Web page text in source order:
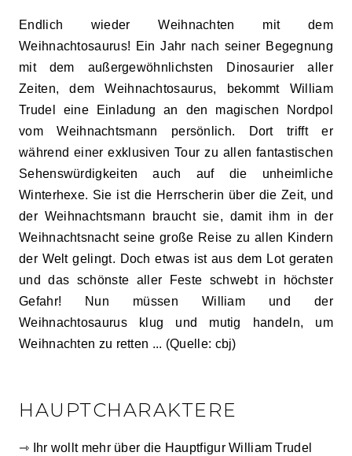
Endlich wieder Weihnachten mit dem
Weihnachtosaurus! Ein Jahr nach seiner Begegnung
mit dem außergewöhnlichsten Dinosaurier aller
Zeiten, dem Weihnachtosaurus, bekommt William
Trudel eine Einladung an den magischen Nordpol
vom Weihnachtsmann persönlich. Dort trifft er
während einer exklusiven Tour zu allen fantastischen
Sehenswürdigkeiten auch auf die unheimliche
Winterhexe. Sie ist die Herrscherin über die Zeit, und
der Weihnachtsmann braucht sie, damit ihm in der
Weihnachtsnacht seine große Reise zu allen Kindern
der Welt gelingt. Doch etwas ist aus dem Lot geraten
und das schönste aller Feste schwebt in höchster
Gefahr! Nun müssen William und der
Weihnachtosaurus klug und mutig handeln, um
Weihnachten zu retten ... (Quelle: cbj)
HAUPTCHARAKTERE
⇾ Ihr wollt mehr über die Hauptfigur William Trudel